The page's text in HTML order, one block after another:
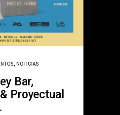
, NOTICIAS
Bar,
Proyectual